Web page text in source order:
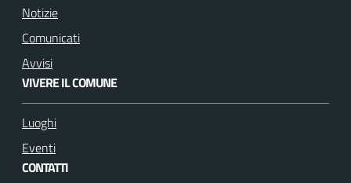
Notizie
Comunicati
Avvisi
VIVERE IL COMUNE
Luoghi
Eventi
CONTATTI